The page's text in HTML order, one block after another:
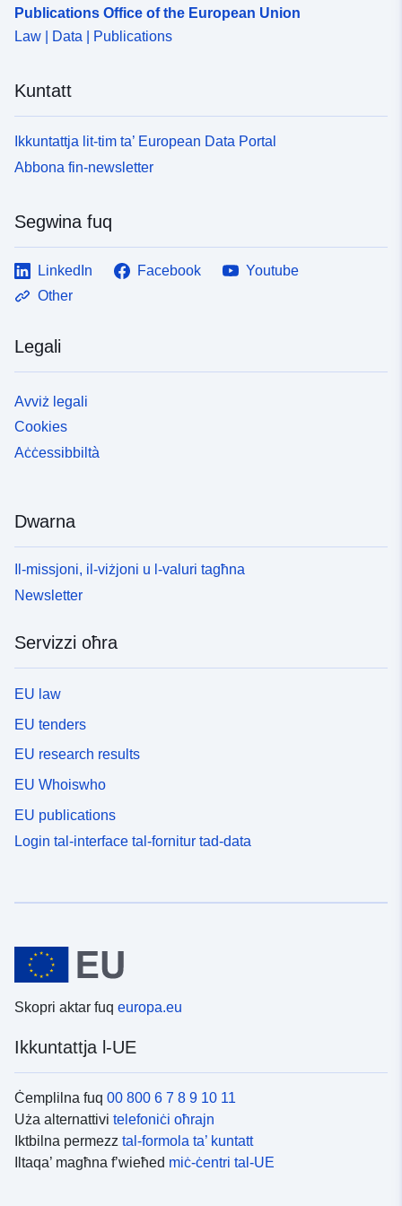
Publications Office of the European Union
Law | Data | Publications
Kuntatt
Ikkuntattja lit-tim ta’ European Data Portal
Abbona fin-newsletter
Segwina fuq
LinkedIn Facebook
Youtube
Other
Legali
Avviż legali
Cookies
Aċċessibbiltà
Dwarna
Il-missjoni, il-viżjoni u l-valuri tagħna
Newsletter
Servizzi oħra
EU law
EU tenders
EU research results
EU Whoiswho
EU publications
Login tal-interface tal-fornitur tad-data
Skopri aktar fuq europa.eu
Ikkuntattja l-UE
Ċemplilna fuq 00 800 6 7 8 9 10 11
Uża alternattivi telefoniċi oħrajn
Iktbilna permezz tal-formola ta’ kuntatt
Iltaqa’ magħna f’wieħed miċ-ċentri tal-UE